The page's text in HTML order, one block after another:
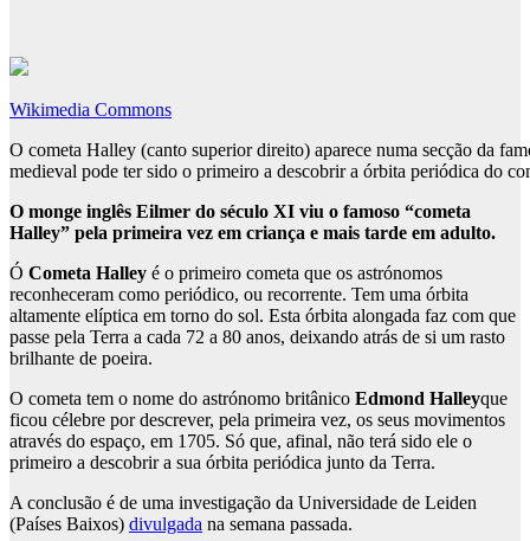
Wikimedia Commons
O cometa Halley (canto superior direito) aparece numa secção da
medieval pode ter sido o primeiro a descobrir a órbita periódica do
O monge inglês Eilmer do século XI viu o famoso “cometa
Halley” pela primeira vez em criança e mais tarde em adulto.
Ó Cometa Halley é o primeiro cometa que os astrónomos
reconheceram como periódico, ou recorrente. Tem uma órbita
altamente elíptica em torno do sol. Esta órbita alongada faz com que
passe pela Terra a cada 72 a 80 anos, deixando atrás de si um rasto
brilhante de poeira.
O cometa tem o nome do astrónomo britânico Edmond Halleyque
ficou célebre por descrever, pela primeira vez, os seus movimentos
através do espaço, em 1705. Só que, afinal, não terá sido ele o
primeiro a descobrir a sua órbita periódica junto da Terra.
A conclusão é de uma investigação da Universidade de Leiden
(Países Baixos) divulgada na semana passada.